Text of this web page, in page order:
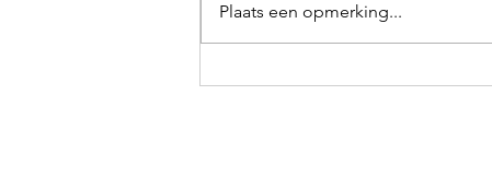
volgende keer mijn knijper en
Plaats een opmerking...